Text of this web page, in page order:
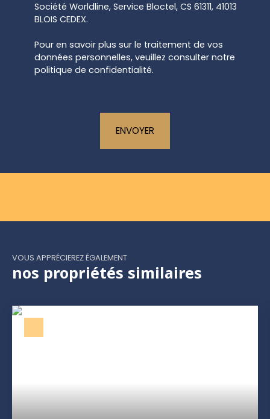
Société Worldline, Service Bloctel, CS 61311, 41013
BLOIS CEDEX.
Pour en savoir plus sur le traitement de vos
données personnelles, veuillez consulter notre
politique de confidentialité.
ENVOYER
VOUS APPRÉCIEREZ ÉGALEMENT
nos propriétés similaires